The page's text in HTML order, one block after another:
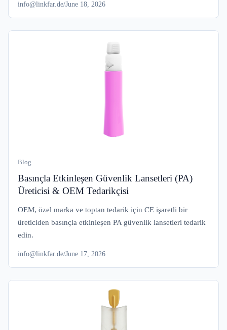
info@linkfar.de/June 18, 2026
Blog
Basınçla Etkinleşen Güvenlik Lansetleri (PA)
Üreticisi & OEM Tedarikçisi
OEM, özel marka ve toptan tedarik için CE işaretli bir
üreticiden basınçla etkinleşen PA güvenlik lansetleri tedarik
edin.
info@linkfar.de/June 17, 2026